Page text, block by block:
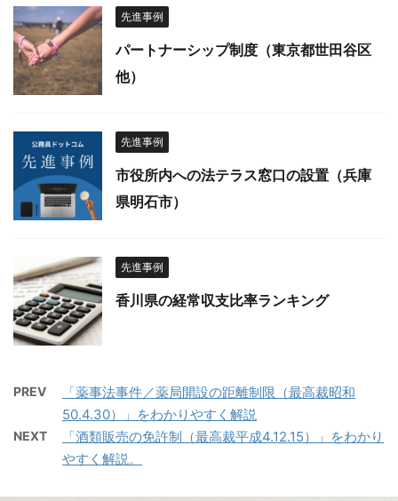
先進事例
パートナーシップ制度（東京都世田谷区
他）
先進事例
市役所内への法テラス窓口の設置（兵庫
県明石市）
先進事例
香川県の経常収支比率ランキング
PREV
「薬事法事件／薬局開設の距離制限（最高裁昭和
50.4.30）」をわかりやすく解説
NEXT
「酒類販売の免許制（最高裁平成4.12.15）」をわかり
やすく解説。